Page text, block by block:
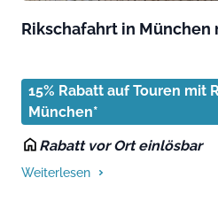
Rikschafahrt in
15% Rabatt auf Touren mit
München*
Rabatt vor Ort einlösbar
Weiterlesen